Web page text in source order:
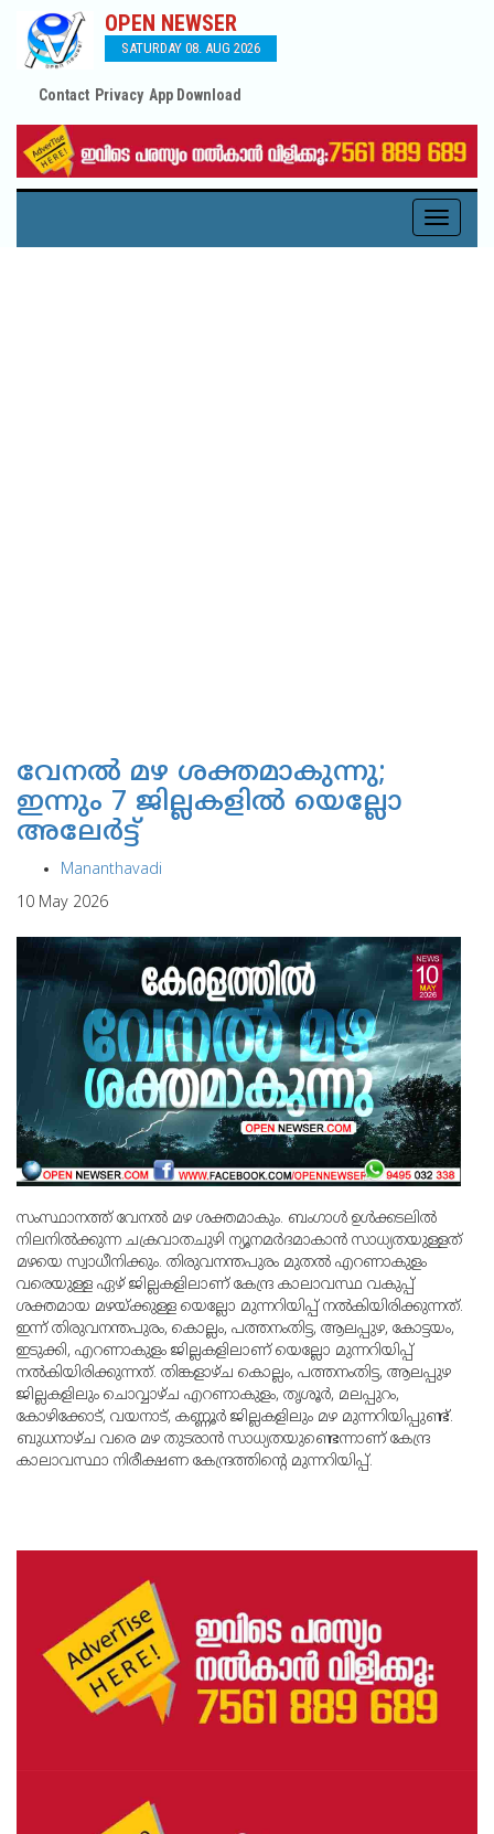
OPEN NEWSER
SATURDAY 08. AUG 2026
Contact Privacy App Download
Toggle
വേനല്‍ മഴ ശക്തമാകുന്നു;
ഇന്നും 7 ജില്ലകളില്‍ യെല്ലോ
അലേര്‍ട്ട്
Mananthavadi
10 May 2026
സംസ്ഥാനത്ത് വേനല്‍ മഴ ശക്തമാകും. ബംഗാള്‍ ഉള്‍ക്കടലില്‍
നിലനില്‍ക്കുന്ന ചക്രവാതചുഴി ന്യൂനമര്‍ദമാകാന്‍ സാധ്യതയുള്ളത്
മഴയെ സ്വാധീനിക്കും. തിരുവനന്തപുരം മുതല്‍ എറണാകുളം
വരെയുള്ള ഏഴ് ജില്ലകളിലാണ് കേന്ദ്ര കാലാവസ്ഥ വകുപ്പ്
ശക്തമായ മഴയ്ക്കുള്ള യെല്ലോ മുന്നറിയിപ്പ് നല്‍കിയിരിക്കുന്നത്.
ഇന്ന് തിരുവനന്തപുരം, കൊല്ലം, പത്തനംതിട്ട, ആലപ്പുഴ, കോട്ടയം,
ഇടുക്കി, എറണാകുളം ജില്ലകളിലാണ് യെല്ലോ മുന്നറിയിപ്പ്
നല്‍കിയിരിക്കുന്നത്. തിങ്കളാഴ്ച കൊല്ലം, പത്തനംതിട്ട, ആലപ്പുഴ
ജില്ലകളിലും ചൊവ്വാഴ്ച എറണാകുളം, തൃശൂര്‍, മലപ്പുറം,
കോഴിക്കോട്, വയനാട്, കണ്ണൂര്‍ ജില്ലകളിലും മഴ മുന്നറിയിപ്പുണ്ട്.
ബുധനാഴ്ച വരെ മഴ തുടരാന്‍ സാധ്യതയുണ്ടെന്നാണ് കേന്ദ്ര
കാലാവസ്ഥാ നിരീക്ഷണ കേന്ദ്രത്തിന്റെ മുന്നറിയിപ്പ്.